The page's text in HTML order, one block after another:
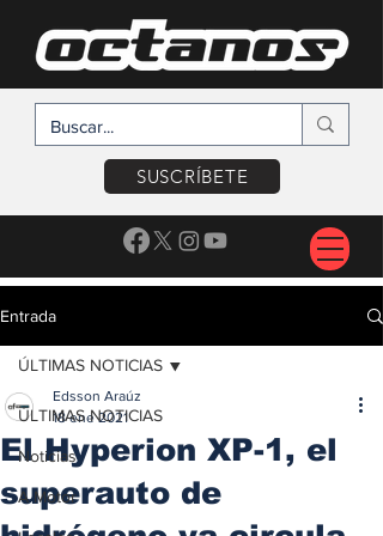
SUSCRÍBETE
Entrada
ÚLTIMAS NOTICIAS
Noticias
A Motor
ÚLTIMAS NOTICIAS
El Hyperion XP-1, el
superauto de
Edsson Araúz
18 ene 2021